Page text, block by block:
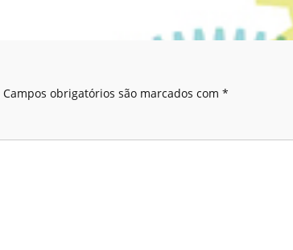
Campos obrigatórios são marcados com *